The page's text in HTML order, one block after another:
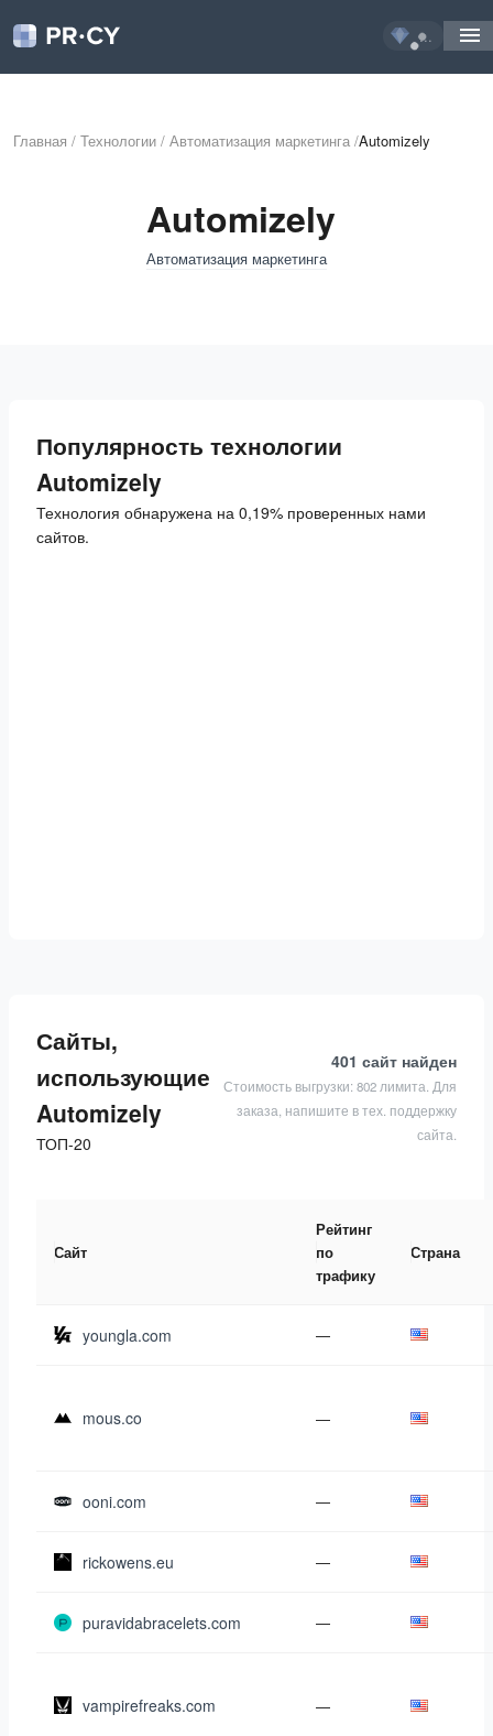
...
Главная / Технологии / Автоматизация маркетинга /Automizely
Automizely
Автоматизация маркетинга
Популярность технологии
Automizely
Технология обнаружена на 0,19% проверенных нами
сайтов.
Сайты,
использующие
Automizely
ТОП-20
401 сайт найден
Стоимость выгрузки: 802 лимита. Для
заказа, напишите в тех. поддержку
сайта.
Сайт
Рейтинг
по
трафику
Страна
youngla.com —
mous.co —
ooni.com —
rickowens.eu —
puravidabracelets.com —
vampirefreaks.com —